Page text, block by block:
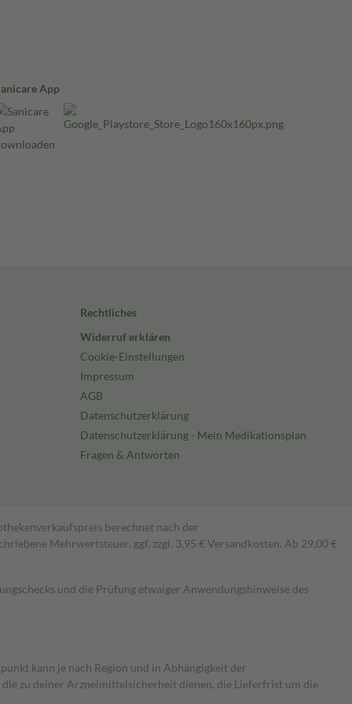
App
Rechtliches
Widerruf erklären
Cookie-Einstellungen
Impressum
AGB
Datenschutzerklärung
Datenschutzerklärung - Mein Medikationsplan
Fragen & Antworten
berechnet nach der
Mehrwertsteuer, ggf. zzgl. 3,95 € Versandkosten. Ab 29,00 €
und die Prüfung etwaiger Anwendungshinweise des
kann je nach Region und in Abhängigkeit der
zu deiner Arzneimittelsicherheit dienen, die Lieferfrist um die